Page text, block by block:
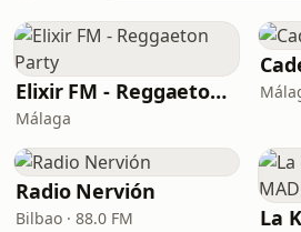
Elixir FM - Reggaeton Party
Málaga
Radio Nervión
Bilbao · 88.0 FM